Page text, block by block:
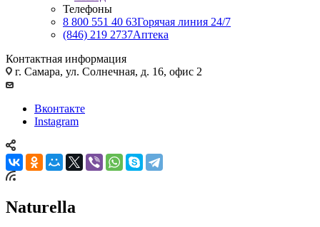
Телефоны
8 800 551 40 63Горячая линия 24/7
(846) 219 2737Аптека
Контактная информация
г. Самара, ул. Солнечная, д. 16, офис 2
Вконтакте
Instagram
Naturella